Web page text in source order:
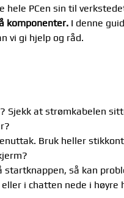
hele PCen sin til
komponenter. I denne
vi gi hjelp og råd.
at strømkabelen
Bruk heller
startknappen, så kan
i chatten nede i høyre